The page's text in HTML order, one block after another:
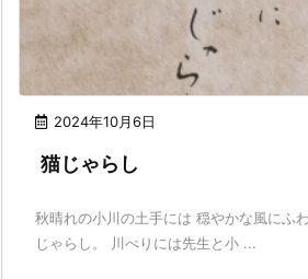
2024年10月6日
猫じゃらし
秋晴れの小川の土手には 穏やかな風にふ
じゃらし。 川べりには先生と小 ...